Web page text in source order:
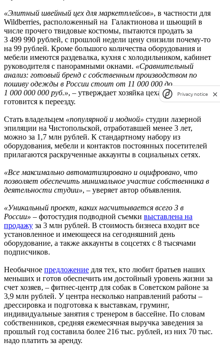
«Элитный швейный цех для маркетплейсов», в частности для
Wildberries, расположенный на Галактионова и шьющий в
числе прочего твидовые костюмы, пытаются продать за
3 499 990 рублей, с прошлой недели цену снизили почему-то
на 99 рублей. Кроме большого количества оборудования и
мебели имеются раздевалка, кухня с холодильником, кабинет
руководителя с панорамными окнами. «Сравнительный
анализ: готовый бренд с собственным производством по
пошиву одежды в России стоит от 11 000 000 до
1 000 000 000 руб.», – утверждает хозяйка цеха, которая также
готовится к переезду.
Стать владельцем «популярной и модной» студии лазерной
эпиляции на Чистопольской, отработавшей менее 3 лет,
можно за 1,7 млн рублей. К стандартному набору из
оборудования, мебели и контактов постоянных посетителей
прилагаются раскрученные аккаунты в социальных сетях.
«Все максимально автоматизировано и оцифровано, что
позволяет обеспечить минимальное участие собственника в
деятельности студии», – уверяет автор объявления.
«Уникальный проект, каких насчитывается всего 3 в
России» – фотостудия подводной съемки выставлена на
продажу за 3 млн рублей. В стоимость бизнеса входит все
установленное и имеющееся на сегодняшний день
оборудование, а также аккаунты в соцсетях с 8 тысячами
подписчиков.
Необычное предложение для тех, кто любит братьев наших
меньших и готов обеспечить им достойный уровень жизни за
счет хозяев, – фитнес-центр для собак в Советском районе за
3,9 млн рублей. У центра несколько направлений работы –
дрессировка и подготовка к выставкам, груминг,
индивидуальные занятия с тренером в бассейне. По словам
собственников, средняя ежемесячная выручка заведения за
прошлый год составила более 216 тыс. рублей, из них 70 тыс.
надо платить за аренду.
Privacy notice